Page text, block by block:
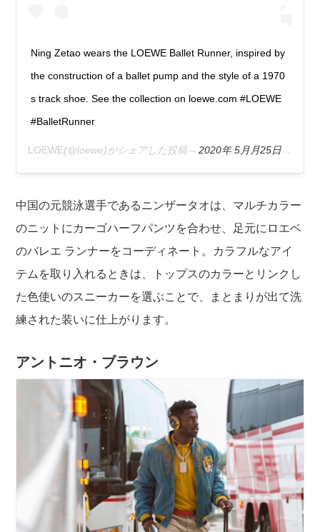
Ning Zetao wears the LOEWE Ballet Runner, inspired by
the construction of a ballet pump and the style of a 1970
s track shoe. See the collection on loewe.com #LOEWE
#BalletRunner
LOEWE(@loewe)がシェアした投稿 –2020年 5月月25日午後10時00分PDT
中国の元競泳選手であるニンザータオは、マルチカラー
のニットにカーゴハーフパンツを合わせ、足元にロエベ
のバレエ ランナーをコーディネート。カラフルなアイ
テムを取り入れるときは、トップスのカラーとリンクし
た色使いのスニーカーを選ぶことで、まとまりが出て洗
練された装いに仕上がります。
アントニオ・ブラウン